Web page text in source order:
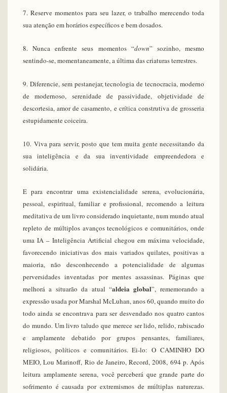
7. Reserve momentos para seu lazer, o trabalho merecendo toda
sua atenção em horários específicos e bem dosados.
8. Nunca enfrente seus momentos “down” sozinho, mesmo
sentindo-se, momentaneamente, a última das criaturas terrestres.
9. Diferencie, sem pestanejar, tecnologia de tecnocracia, moderno
de modernoso, serenidade de passividade, objetividade de
descortesia, amor de casamento, e crítica construtiva de grosseria
estupidamente coiceira.
10. Viva para servir, posto que tem muita gente necessitando da
sua inteligência e da sua inventividade empreendedora e
solidária.
E para encontrar uma existencialidade serena, evolucionária,
pessoal, espiritual, familiar e profissional, recomendo a leitura
meditativa de um livro considerado inquietante, num mundo atual
repleto de múltiplos avanços tecnológicos e comunitários, onde
uma IA – Inteligência Artificial chegou em máxima velocidade,
favorecendo iniciativas dos mais variados quilates, positivas a
maioria, não desconhecendo a potencialidade de algumas
perversidades inventadas por mentes assassinas. Páginas que
melhorá a situarão da atual “aldeia global”, rememorando a
expressão usada por Marshal McLuhan, anos 60, quando muito do
todo ainda se encontrava para ser desvendado nos quatro cantos
do mundo. Um livro taludo que merece ser lido, relido, rabiscado
e amplamente debatido por grupos pensantes, familiares,
religiosos, políticos e comunitários. Ei-lo: O CAMINHO DO
MEIO, Lou Marinoff, Rio de Janeiro, Record, 2008, 694 p. Após
leitura amplamente serena, você perceberá que grande parte do
sofrimento é causada por extremismos de múltiplas naturezas.